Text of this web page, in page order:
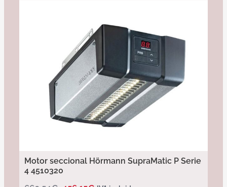
Motor seccional Hörmann SupraMatic P Serie
4 4510320